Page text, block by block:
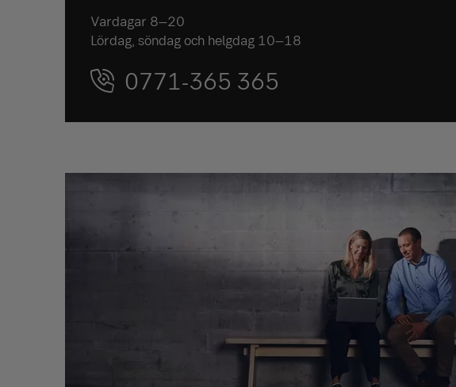
Vardagar 8–20
Lördag, söndag och helgdag 10–18
0771-365 365